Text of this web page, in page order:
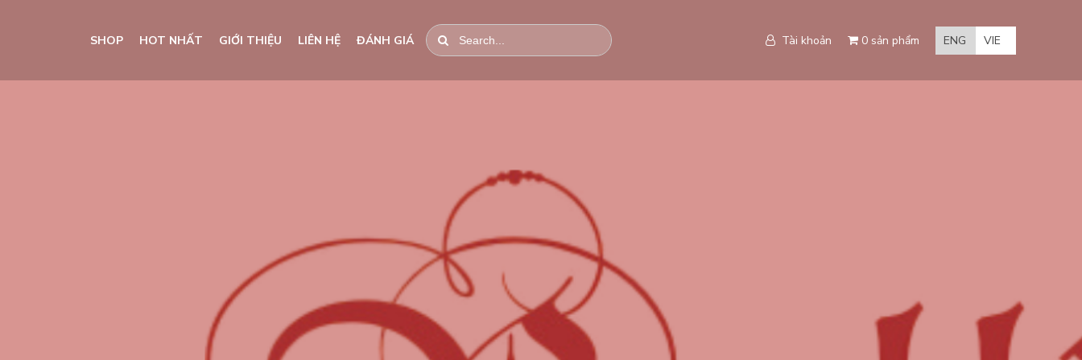
SHOP HOT NHẤT GIỚI THIỆU LIÊN HỆ ĐÁNH GIÁ Tài khoản 0 sản phẩm ENG VIE